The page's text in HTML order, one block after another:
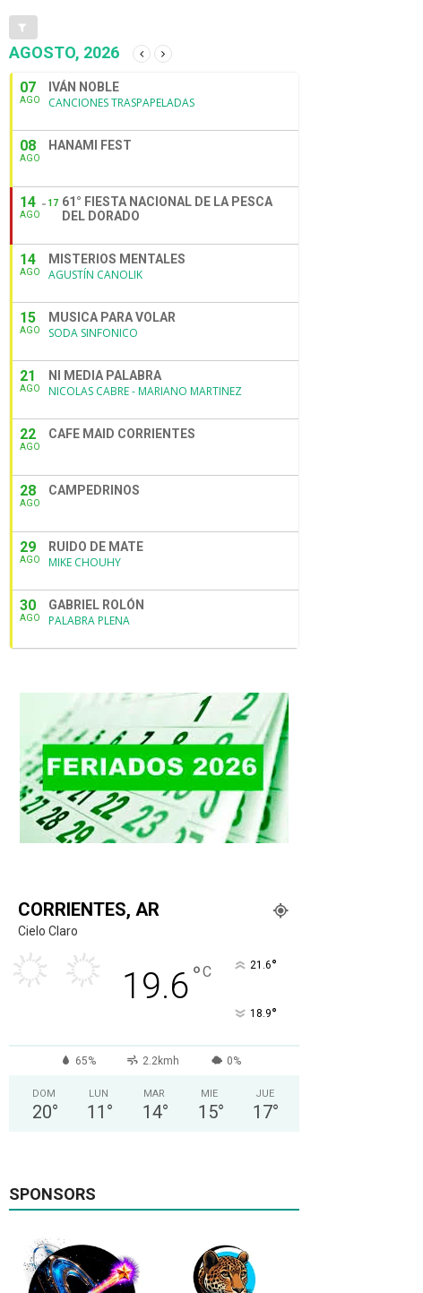
AGOSTO, 2026
07
AGO
IVÁN NOBLE
CANCIONES TRASPAPELADAS
08
AGO
HANAMI FEST
14
AGO
17 61° FIESTA NACIONAL DE LA PESCA
DEL DORADO
14
AGO
MISTERIOS MENTALES
AGUSTÍN CANOLIK
15
AGO
MUSICA PARA VOLAR
SODA SINFONICO
21
AGO
NI MEDIA PALABRA
NICOLAS CABRE - MARIANO MARTINEZ
22
AGO
CAFE MAID CORRIENTES
28
AGO
CAMPEDRINOS
29
AGO
RUIDO DE MATE
MIKE CHOUHY
30
AGO
GABRIEL ROLÓN
PALABRA PLENA
CORRIENTES, AR
Cielo Claro
19.6°C 21.6°
18.9°
65% 2.2kmh 0%
DOM
20°
LUN
11 °
MAR
14°
MIE
15°
JUE
17°
SPONSORS